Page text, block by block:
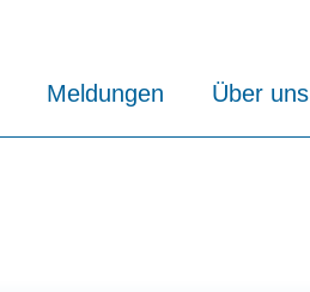
Meldungen Über uns